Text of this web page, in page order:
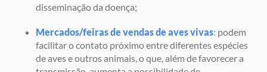
disseminação da doença;
Mercados/feiras de vendas de aves vivas: podem
facilitar o contato próximo entre diferentes espécies
de aves e outros animais, o que, além de favorecer a